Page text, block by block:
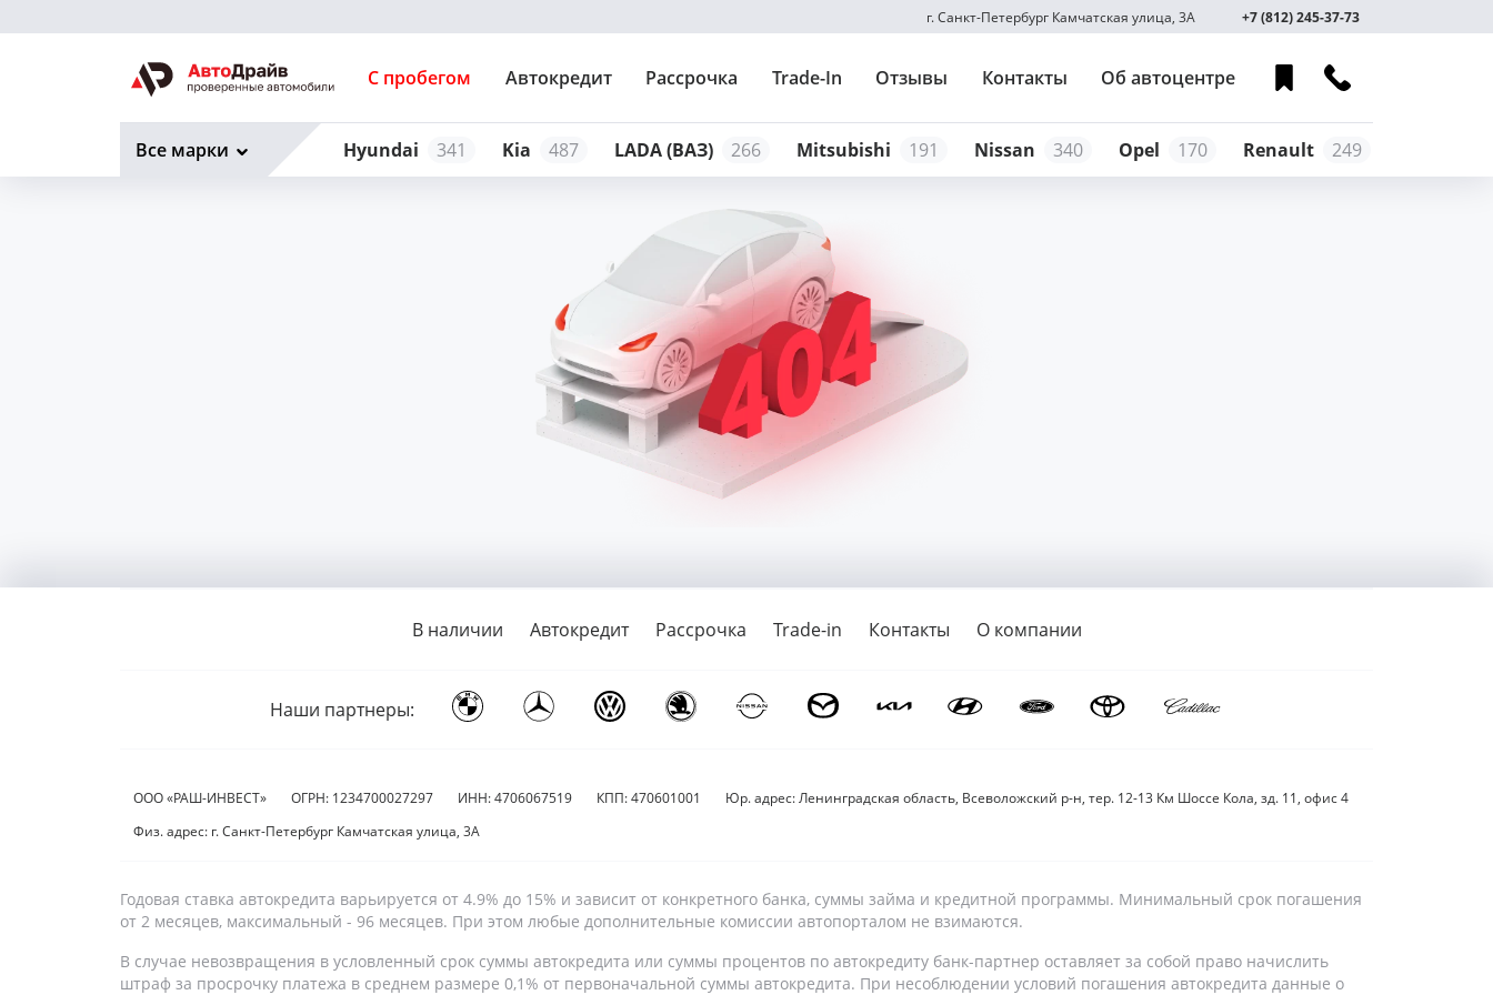
г. Санкт-Петербург Камчатская улица, 3А +7 (812) 245-37-73
С пробегом Автокредит Рассрочка Trade-In Отзывы Контакты Об автоцентре
Hyundai 341 Kia 487 LADA (ВАЗ) 266 Mitsubishi 191 Nissan 340 Opel 170 Renault 249
Все марки
В наличии Автокредит Рассрочка Trade-in Контакты О компании
Наши партнеры:
ООО «РАШ-ИНВЕСТ» ОГРН: 1234700027297 ИНН: 4706067519 КПП: 470601001
Юр. адрес: Ленинградская область, Всеволожский р-н, тер. 12-13 Км Шоссе Кола, зд. 11, офис 4
Физ. адрес: г. Санкт-Петербург Камчатская улица, 3А
Годовая ставка автокредита варьируется от 4.9% до 15% и зависит от конкретного банка, суммы займа и кредитной программы. Минимальный срок погашения
от 2 месяцев, максимальный - 96 месяцев. При этом любые дополнительные комиссии автопорталом не взимаются.
В случае невозвращения в условленный срок суммы автокредита или суммы процентов по автокредиту банк-партнер оставляет за собой право начислить
штраф за просрочку платежа в среднем размере 0,1% от первоначальной суммы автокредита. При несоблюдении условий погашения автокредита данные о